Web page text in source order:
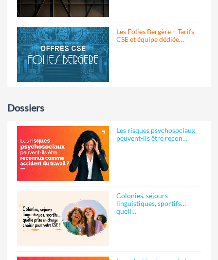
Les Folies Bergère – Tarifs
CSE et équipe dédiée…
Dossiers
Les risques psychosociaux
peuvent-ils être recon…
Colonies, séjours
linguistiques, sportifs…
quell…